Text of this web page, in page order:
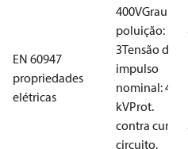
EN 60947
propriedades
elétricas
400VGrau de
poluição:
3Tensão de
impulso
nominal: 4
kVProt.
contra curto-
circuito,